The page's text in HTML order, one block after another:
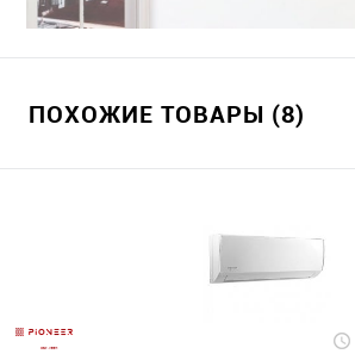
ПОХОЖИЕ ТОВАРЫ (8)